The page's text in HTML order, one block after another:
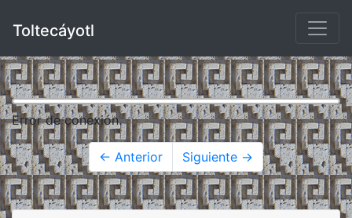
Toltecáyotl
Error de conexión.
← Anterior Siguiente →